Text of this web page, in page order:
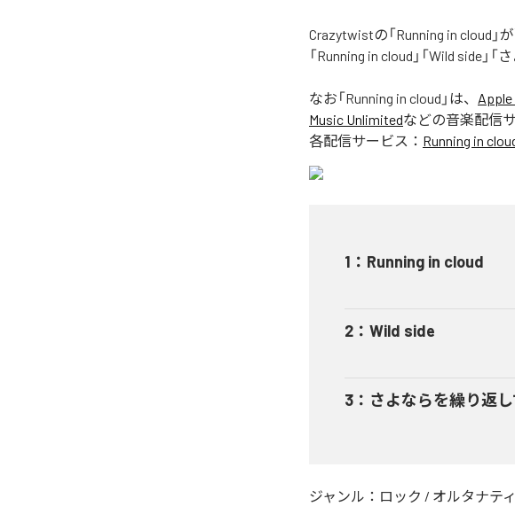
Crazytwistの「Running in cloud
「Running in cloud」「Wild side」
なお「Running in cloud 」は、
Music Unlimitedなどの音楽配信
各配信サービス： Running in
1 ： Running in cloud
2 ： Wild side
3 ： さよならを繰り返し
ジャンル： ロック / オルタナテ